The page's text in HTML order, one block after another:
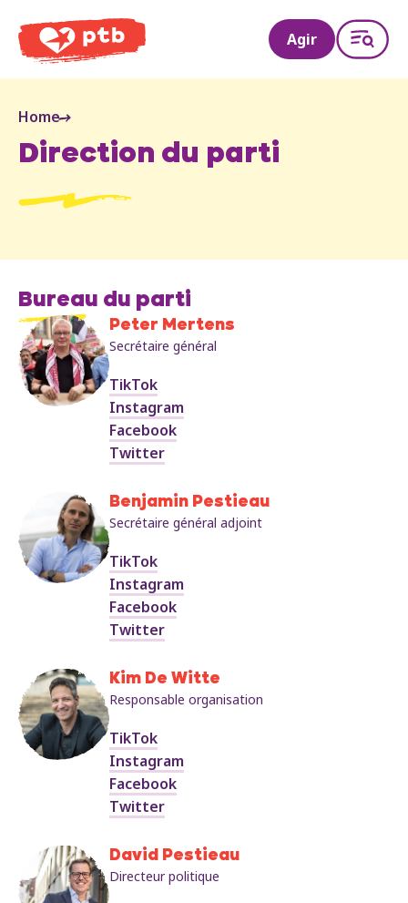
PTB
Agir
Home
Direction du parti
Bureau du parti
Peter Mertens
Secrétaire général
TikTok
Instagram
Facebook
Twitter
Benjamin Pestieau
Secrétaire général adjoint
TikTok
Instagram
Facebook
Twitter
Kim De Witte
Responsable organisation
TikTok
Instagram
Facebook
Twitter
David Pestieau
Directeur politique